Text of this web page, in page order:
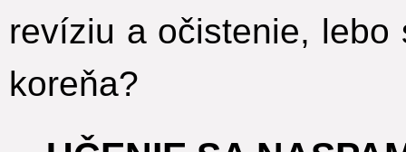
revíziu a očistenie,
koreňa?